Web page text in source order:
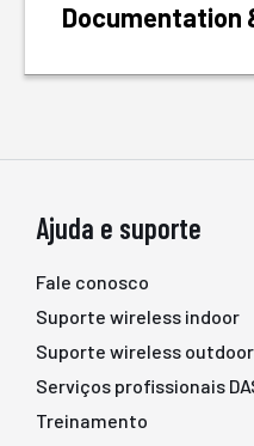
Documentation
Ajuda e suporte
Fale conosco
Suporte wireless indoor
Suporte wireless outdoor
Serviços profissionais
Treinamento